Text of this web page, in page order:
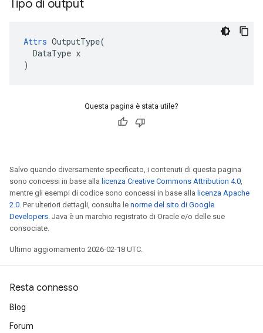
Tipo di output
Attrs OutputType(
  DataType x
)
Questa pagina è stata utile?
Salvo quando diversamente specificato, i contenuti di questa pagina
sono concessi in base alla licenza Creative Commons Attribution 4.0,
mentre gli esempi di codice sono concessi in base alla licenza Apache
2.0. Per ulteriori dettagli, consulta le norme del sito di Google
Developers. Java è un marchio registrato di Oracle e/o delle sue
consociate.
Ultimo aggiornamento 2026-02-18 UTC.
Resta connesso
Blog
Forum